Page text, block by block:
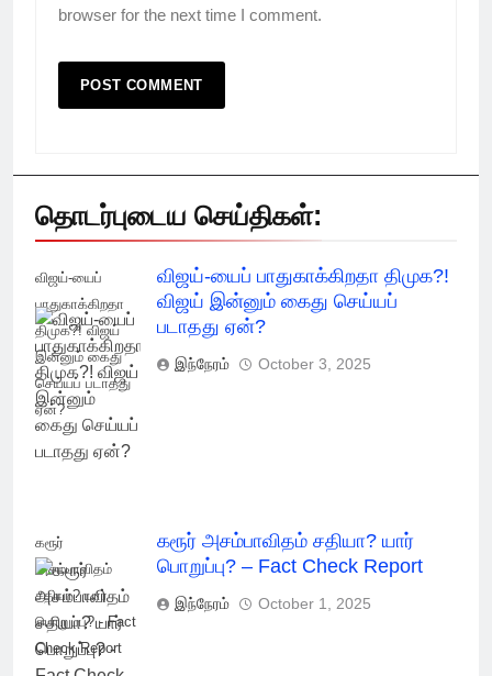
browser for the next time I comment.
தொடர்புடைய செய்திகள்:
விஜய்-யைப்
பாதுகாக்கிறதா
திமுக?! விஜய்
இன்னும் கைது
செய்யப் படாதது
ஏன்?
விஜய்-யைப் பாதுகாக்கிறதா திமுக?!
விஜய் இன்னும் கைது செய்யப்
படாதது ஏன்?
இந்நேரம் October 3, 2025
கரூர்
அசம்பாவிதம்
சதியா? யார்
பொறுப்பு? - Fact
Check Report
கரூர் அசம்பாவிதம் சதியா? யார்
பொறுப்பு? – Fact Check Report
இந்நேரம் October 1, 2025